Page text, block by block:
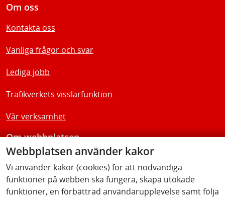
Webbplatsen använder kakor
Vi använder kakor (cookies) för att nödvändiga
funktioner på webben ska fungera, skapa utökade
funktioner, en förbättrad användarupplevelse samt följa
Om oss
Kontakta oss
Vanliga frågor och svar
Lediga jobb
Trafikverkets visslarfunktion
Vår verksamhet
Om webbplatsen
Tillgänglighetsredogörelse
Följ oss